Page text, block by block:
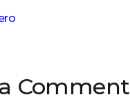
Comment